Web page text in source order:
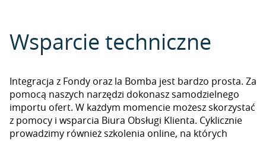
Wsparcie techniczne
Integracja z Fondy oraz la Bomba jest bardzo prosta. Za
pomocą naszych narzędzi dokonasz samodzielnego
importu ofert. W każdym momencie możesz skorzystać
z pomocy i wsparcia Biura Obsługi Klienta. Cyklicznie
prowadzimy również szkolenia online, na których